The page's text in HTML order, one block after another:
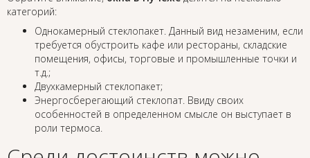
категорий:
Однокамерный стеклопакет. Данный вид незаменим, если
требуется обустроить кафе или рестораны, складские
помещения, офисы, торговые и промышленные точки и
т.д.;
Двухкамерный стеклопакет;
Энергосберегающий стеклопат. Ввиду своих
особенностей в определенном смысле он выступает в
роли термоса.